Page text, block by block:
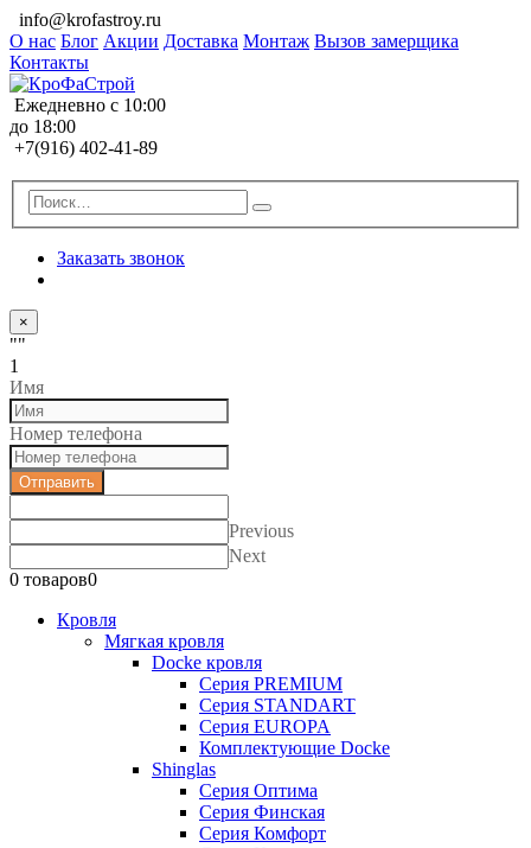
info@krofastroy.ru
О нас Блог Акции Доставка Монтаж Вызов замерщика
Контакты
Ежедневно с 10:00
до 18:00
+7(916) 402-41-89
Заказать звонок
×
""
1
Имя
Номер телефона
Отправить
Previous
Next
0 товаров0
Кровля
Мягкая кровля
Docke кровля
Серия PREMIUM
Серия STANDART
Серия EUROPA
Комплектующие Docke
Shinglas
Серия Оптима
Серия Финская
Серия Комфорт